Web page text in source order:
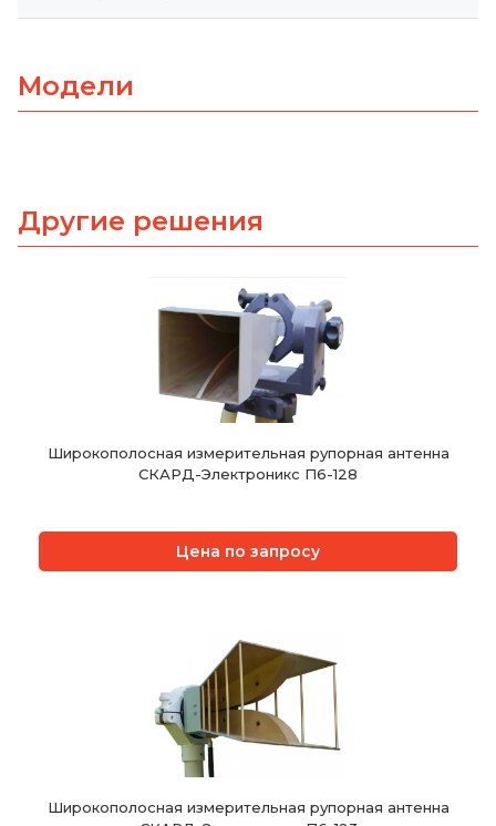
Модели
Другие решения
Широкополосная измерительная рупорная антенна
СКАРД-Электроникс П6-128
Цена по запросу
Широкополосная измерительная рупорная антенна